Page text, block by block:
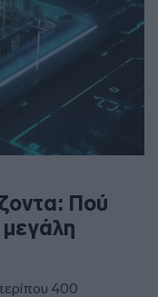
Πού
μεγάλη
400